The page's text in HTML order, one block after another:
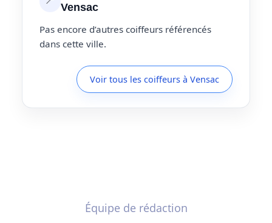
Vensac
Pas encore d’autres coiffeurs référencés
dans cette ville.
Voir tous les coiffeurs à Vensac
Équipe de rédaction